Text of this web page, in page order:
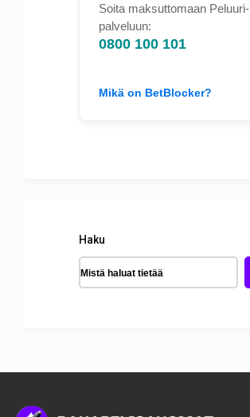
Soita maksuttomaan Peluuri-
palveluun:
0800 100 101
Mikä on BetBlocker?
Haku